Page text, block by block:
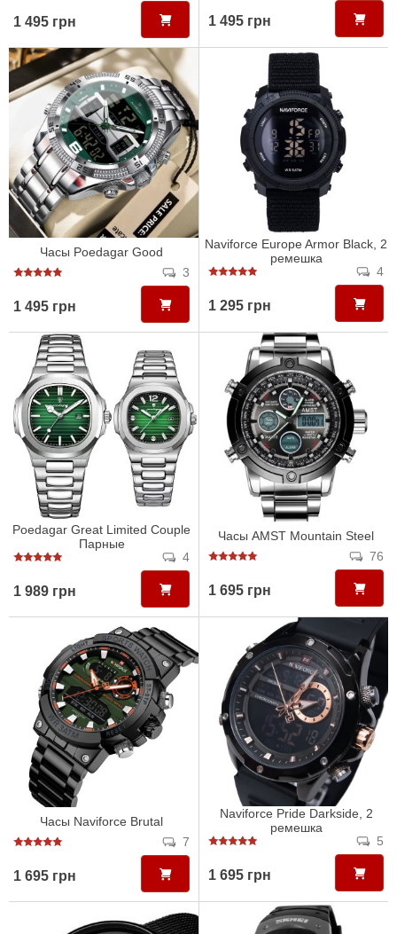
1 495 грн 1 495 грн
Часы Poedagar Good
3
1 495 грн
Naviforce Europe Armor Black, 2
ремешка
4
1 295 грн
Poedagar Great Limited Couple
Парные
4
1 989 грн
Часы AMST Mountain Steel
76
1 695 грн
Часы Naviforce Brutal
7
1 695 грн
Naviforce Pride Darkside, 2
ремешка
5
1 695 грн